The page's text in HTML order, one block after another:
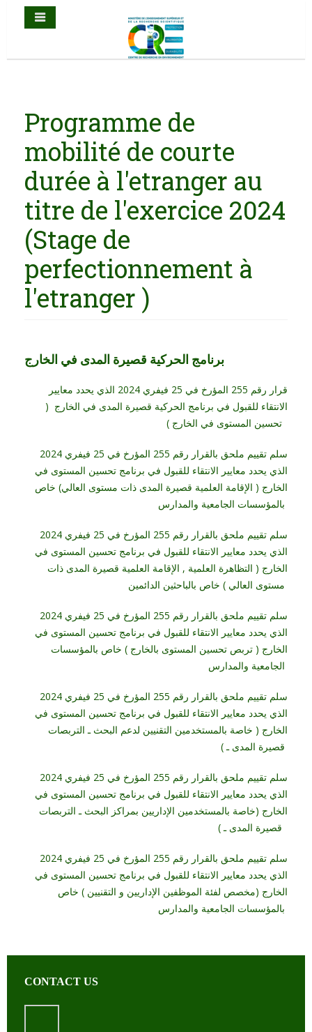
Programme de
mobilité de courte
durée à l'etranger au
titre de l'exercice 2024
(Stage de
perfectionnement à
l'etranger )
برنامج الحركية قصيرة المدى في الخارج
قرار رقم 255 المؤرخ في 25 فيفري 2024 الذي يحدد معايير
الانتقاء للقبول في برنامج الحركية قصيرة المدى في الخارج (
سلم تقييم ملحق بالقرار رقم 255 المؤرخ في 25 فيفري 2024
الذي يحدد معايير الانتقاء للقبول في برنامج تحسين المستوى في
الخارج ( الإقامة العلمية قصيرة المدى ذات مستوى العالي) خاص
سلم تقييم ملحق بالقرار رقم 255 المؤرخ في 25 فيفري 2024
الذي يحدد معايير الانتقاء للقبول في برنامج تحسين المستوى في
الخارج ( التظاهرة العلمية , الإقامة العلمية قصيرة المدى ذات
سلم تقييم ملحق بالقرار رقم 255 المؤرخ في 25 فيفري 2024
الذي يحدد معايير الانتقاء للقبول في برنامج تحسين المستوى في
الخارج ( تربص تحسين المستوى بالخارج ) خاص بالمؤسسات
سلم تقييم ملحق بالقرار رقم 255 المؤرخ في 25 فيفري 2024
الذي يحدد معايير الانتقاء للقبول في برنامج تحسين المستوى في
الخارج ( خاصة بالمستخدمين التقنيين لدعم البحث ـ التربصات
سلم تقييم ملحق بالقرار رقم 255 المؤرخ في 25 فيفري 2024
الذي يحدد معايير الانتقاء للقبول في برنامج تحسين المستوى في
الخارج (خاصة بالمستخدمين الإداريين بمراكز البحث ـ التربصات
سلم تقييم ملحق بالقرار رقم 255 المؤرخ في 25 فيفري 2024
الذي يحدد معايير الانتقاء للقبول في برنامج تحسين المستوى في
الخارج (مخصص لفئة الموظفين الإداريين و التقنيين ) خاص
CONTACT US